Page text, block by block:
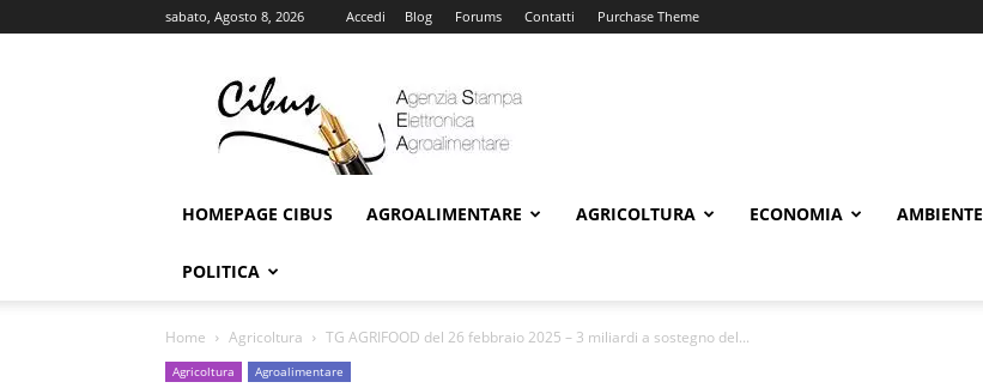
sabato, Agosto 8, 2026 Accedi Blog Forums Contatti Purchase Theme
Online
HOMEPAGE CIBUS AGROALIMENTARE AGRICOLTURA ECONOMIA AMBIENTE
POLITICA
Home Agricoltura TG AGRIFOOD del 26 febbraio 2025 – 3 miliardi a sostegno del...
Agricoltura Agroalimentare